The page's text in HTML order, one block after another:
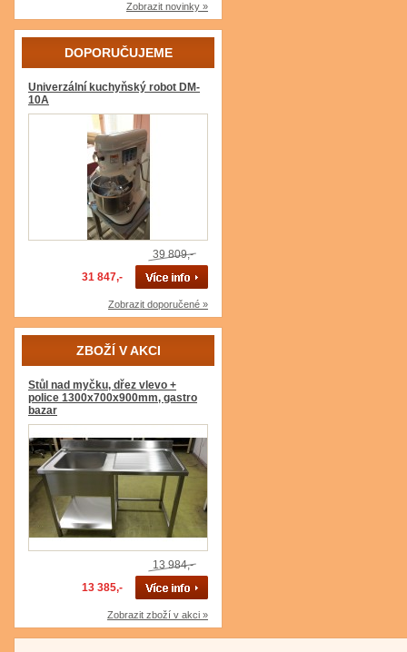
Zobrazit novinky »
DOPORUČUJEME
Univerzální kuchyňský robot DM-
10A
39 809,-
31 847,-
Zobrazit doporučené »
ZBOŽÍ V AKCI
Stůl nad myčku, dřez vlevo +
police 1300x700x900mm, gastro
bazar
13 984,-
13 385,-
Zobrazit zboží v akci »